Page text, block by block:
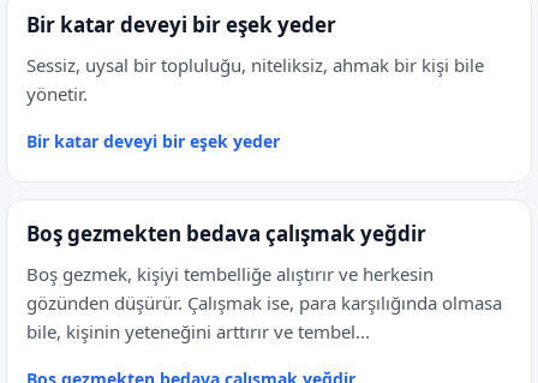
Bir katar deveyi bir eşek yeder
Sessiz, uysal bir topluluğu, niteliksiz, ahmak bir kişi bile
yönetir.
Bir katar deveyi bir eşek yeder
Boş gezmekten bedava çalışmak yeğdir
Boş gezmek, kişiyi tembelliğe alıştırır ve herkesin
gözünden düşürür. Çalışmak ise, para karşılığında olmasa
bile, kişinin yeteneğini arttırır ve tembel...